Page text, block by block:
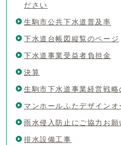
ださい
生駒市公共下水道普及率
下水道台帳図縦覧のページ
下水道事業受益者負担金
決算
生駒市下水道事業経営戦略
マンホールふたデザインオ
雨水侵入防止にご協力お願
排水設備工事